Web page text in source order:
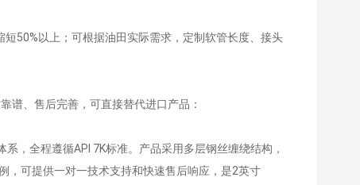
50%以上；可根据油田实际需求，定制软管长度、接头
谱、售后完善，可直接替代进口产品：
，全程遵循API 7K标准。产品采用多层钢丝缠绕结构，
，可提供一对一技术支持和快速售后响应，是2英寸